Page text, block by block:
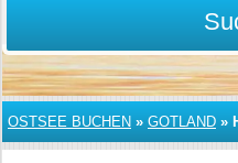
OSTSEE BUCHEN » GOTLAND »